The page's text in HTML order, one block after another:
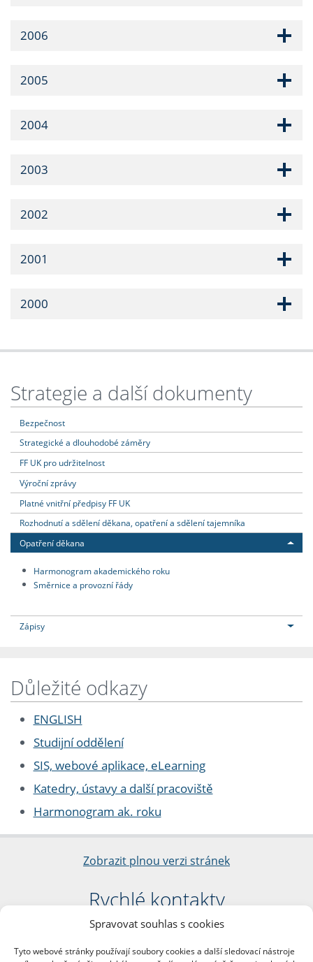
Spravovat souhlas s cookies
Tyto webové stránky používají soubory cookies a další sledovací nástroje
2006
2005
2004
2003
2002
2001
2000
Strategie a další dokumenty
Bezpečnost
Strategické a dlouhodobé záměry
FF UK pro udržitelnost
Výroční zprávy
Platné vnitřní předpisy FF UK
Rozhodnutí a sdělení děkana, opatření a sdělení tajemníka
Opatření děkana
Harmonogram akademického roku
Směrnice a provozní řády
Zápisy
Důležité odkazy
ENGLISH
Studijní oddělení
SIS, webové aplikace, eLearning
Katedry, ústavy a další pracoviště
Harmonogram ak. roku
Zobrazit plnou verzi stránek
Rychlé kontakty
Filozofická fakulta
nám. Jana Palacha 1/2